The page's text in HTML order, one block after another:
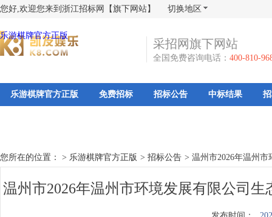
您好,欢迎您来到浙江招标网【旗下网站】 切换地区
乐游棋牌官方正版
采招网旗下网站
全国免费咨询电话： 400-810-
乐游棋牌官方正版 免费招标 招标公告 中标结果
您所在的位置： > 乐游棋牌官方正版 > 招标公告 > 温州市2026年温州
温州市2026年温州市环境发展有限公司